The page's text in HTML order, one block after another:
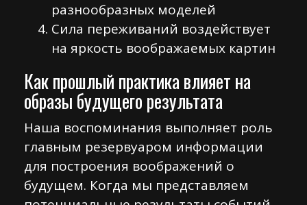
разнообразных моделей
Сила переживаний воздействует
на яркость воображаемых картин
Как прошлый практика влияет на
образы будущего результата
Наша воспоминания выполняет роль
главным резервуаром информации
для построения воображений о
будущем. Когда мы представляем